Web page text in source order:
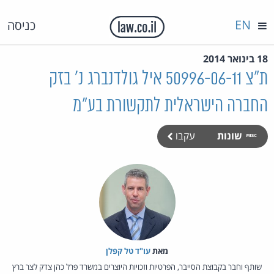
כניסה EN
18 בינואר 2014
ת"צ 50996-06-11 איל גולדנברג נ' בזק
החברה הישראלית לתקשורת בע"מ
שונות עקבו
מאת‏עו"ד טל קפלן
שותף וחבר בקבוצת הסייבר, הפרטיות וזכויות היוצרים במשרד פרל כהן צדק לצר ברץ